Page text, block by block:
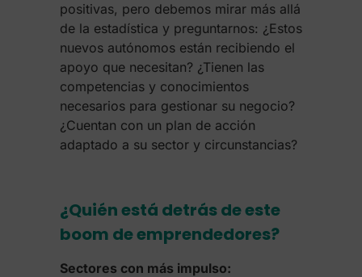
positivas, pero debemos mirar más allá
de la estadística y preguntarnos: ¿Estos
nuevos autónomos están recibiendo el
apoyo que necesitan? ¿Tienen las
competencias y conocimientos
necesarios para gestionar su negocio?
¿Cuentan con un plan de acción
adaptado a su sector y circunstancias?
¿Quién está detrás de este
boom de emprendedores?
Sectores con más impulso: